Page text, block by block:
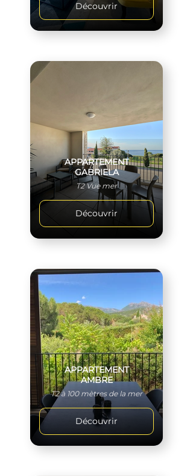
Découvrir
APPARTEMENT
GABRIELA
T2 Vue mer
Découvrir
APPARTEMENT
AMBRE
T2 à 100 mètres de la mer
Découvrir